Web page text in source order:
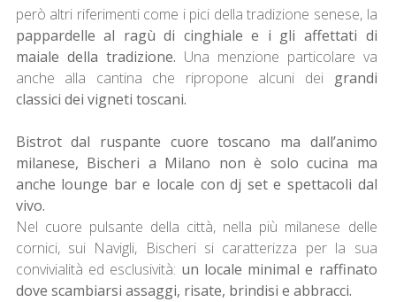
però altri riferimenti come i pici della tradizione senese, la
pappardelle al ragù di cinghiale e i gli affettati di
maiale della tradizione. Una menzione particolare va
anche alla cantina che ripropone alcuni dei grandi
classici dei vigneti toscani.
Bistrot dal ruspante cuore toscano ma dall’animo
milanese, Bischeri a Milano non è solo cucina ma
anche lounge bar e locale con dj set e spettacoli dal
vivo.
Nel cuore pulsante della città, nella più milanese delle
cornici, sui Navigli, Bischeri si caratterizza per la sua
convivialità ed esclusività: un locale minimal e raffinato
dove scambiarsi assaggi, risate, brindisi e abbracci.